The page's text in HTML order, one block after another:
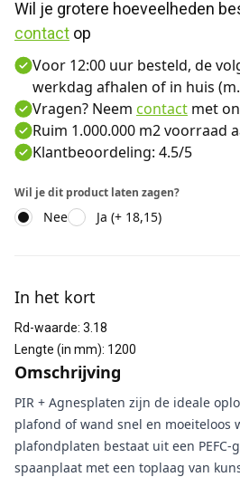
contact op
Voor 12:00 uur besteld, de
werkdag afhalen of in huis
Vragen? Neem contact met
Ruim 1.000.000 m2 voorraad
Klantbeoordeling: 4.5/5
Wil je dit product laten zagen?
Nee Ja (+ 18,15)
In het kort
Rd-waarde: 3.18
Lengte (in mm): 1200
Omschrijving
PIR + Agnesplaten zijn de ideale
plafond of wand snel en moeiteloos
plafondplaten bestaat uit een PEFC-
spaanplaat met een toplaag van